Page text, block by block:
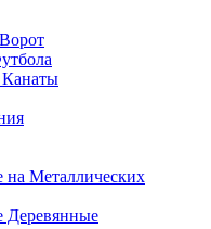
Канаты
на Металлических
Деревянные